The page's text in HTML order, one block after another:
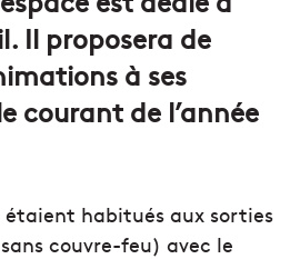
Il proposera de
à ses
courant de l’année
habitués aux sorties
couvre-feu) avec le